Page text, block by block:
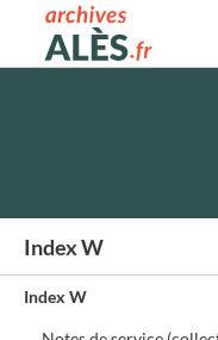
Archives municipales
Index W
Index W